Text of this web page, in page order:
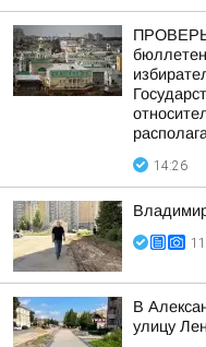
14:26
В
улицу